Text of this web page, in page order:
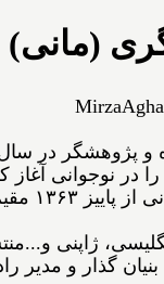
(مانی)
MirzaAgha
ﺩﺭ ﻧﻮﺟﻮﺍﻧﻰ ﺁﻏﺎﺯ
۵۴ ﺟﻠﺪ ﺍﺯ ﺁﺛﺎﺭﺵ ﺑﻪ
ژاپنی
گذار و مدیر